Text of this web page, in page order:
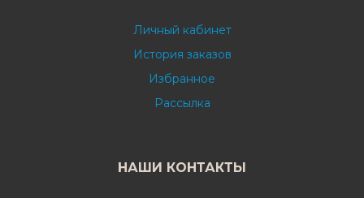
Личный кабинет
История заказов
Избранное
Рассылка
НАШИ КОНТАКТЫ